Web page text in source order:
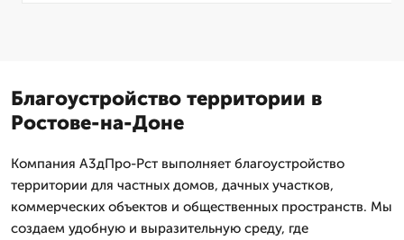
Благоустройство территории в
Ростове-на-Доне
Компания А3дПро-Рст выполняет благоустройство
территории для частных домов, дачных участков,
коммерческих объектов и общественных пространств. Мы
создаем удобную и выразительную среду, где